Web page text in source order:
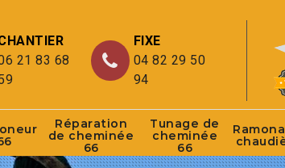
21 83 68
FIXE
04 82 29 50
94
Réparation
de cheminée
66
Tunage de
cheminée
66